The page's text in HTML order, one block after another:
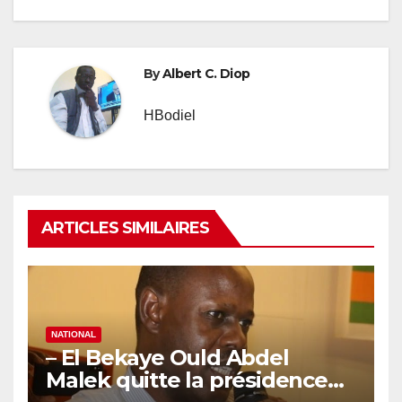
ByAlbert C. Diop
HBodiel
ARTICLES SIMILAIRES
NATIONAL
– El Bekaye Ould Abdel
Malek quitte la présidence